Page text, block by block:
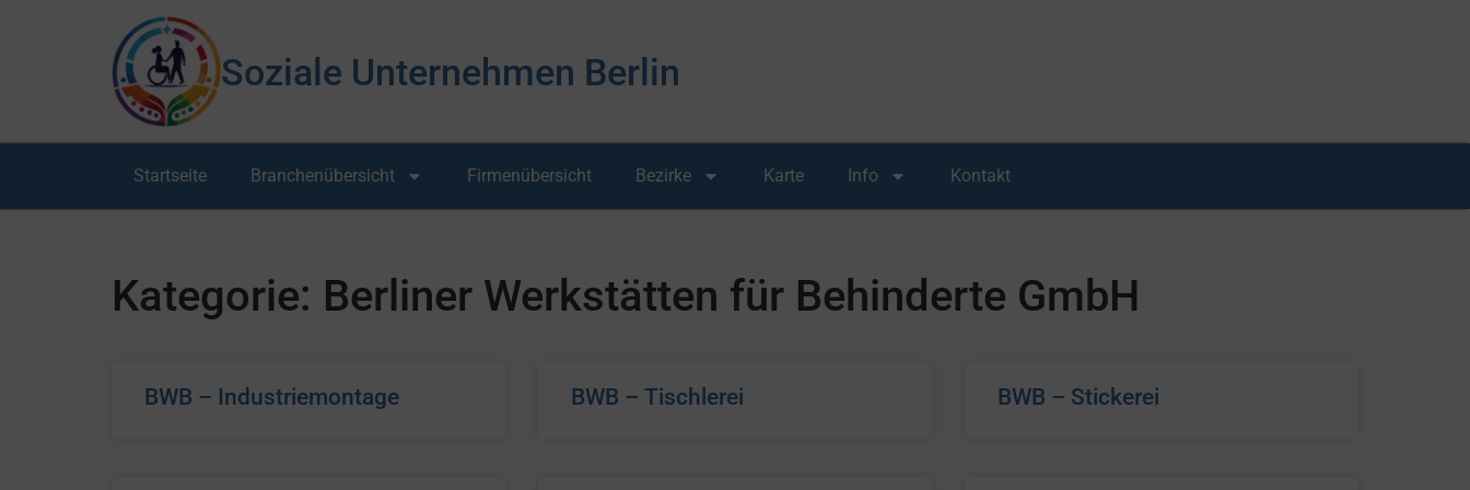
Soziale Unternehmen Berlin
Startseite Branchenübersicht Firmenübersicht Bezirke Karte Info Kontakt
Kategorie: Berliner Werkstätten für Behinderte GmbH
BWB – Industriemontage BWB – Tischlerei BWB – Stickerei